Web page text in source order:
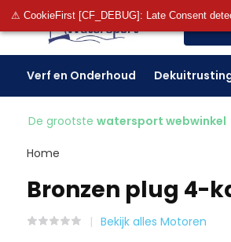
⚠ CookieFirst [CF_DEBUG]: Late Consent
Verf en Onderhoud
De grootste watersport webwinkel
Home
Bronzen plug 4-
Bekijk alles Motoren